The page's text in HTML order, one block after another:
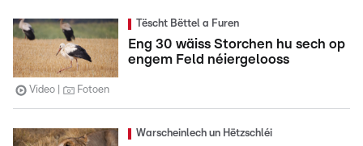
Tëscht Bëttel a Furen
Eng 30 wäiss Storchen hu sech op
engem Feld néiergelooss
Video Fotoen
Warscheinlech un Hëtzschléi